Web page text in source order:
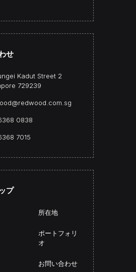
ブサイトの所有者を指し、登録住所は
2 Singapore 729239です。「お客
の利用者または閲覧者を指します。
以下の条件に従うものとします。
ジに掲載されている内容は、一般的な
のためのものであり、予告なく変更さ
ウェブサイトに掲載または提供される
、最新性、性能、完全性、または特定
て、いかなる保証または表明も行いま
は認識し、法律で許容される最大限の
れらに起因する責任を負わないものと
や資料の利用は、すべてお客様ご自身
ものとし、当社は一切の責任を負いま
通じて提供される製品、サービス、ま
を満たしているかを確認する責任は、
。
せ
Kadut Street 2
729239
0838
7015
プ
所在地
ポートフォリ
オ
お問い合わせ